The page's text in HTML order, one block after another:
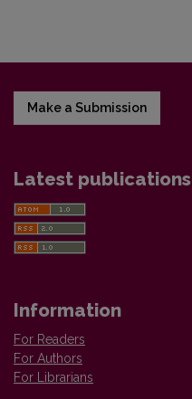
Make a Submission
Latest publications
Information
For Readers
For Authors
For Librarians